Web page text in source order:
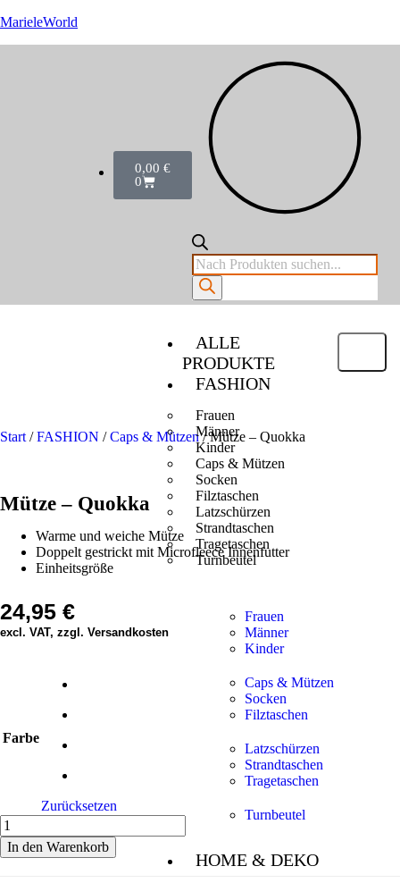
MarieleWorld
0,00 €
0
ALLE
PRODUKTE
FASHION
Frauen
Männer
Kinder
Caps & Mützen
Socken
Filztaschen
Latzschürzen
Strandtaschen
Tragetaschen
Turnbeutel
Frauen
Männer
Kinder
Caps & Mützen
Socken
Filztaschen
Latzschürzen
Strandtaschen
Tragetaschen
Turnbeutel
HOME & DEKO
Start /FASHION /Caps & Mützen/ Mütze – Quokka
Mütze – Quokka
Warme und weiche Mütze
Doppelt gestrickt mit Microfleece Innenfutter
Einheitsgröße
24,95 €
excl. VAT, zzgl. Versandkosten
Farbe
Zurücksetzen
In den Warenkorb